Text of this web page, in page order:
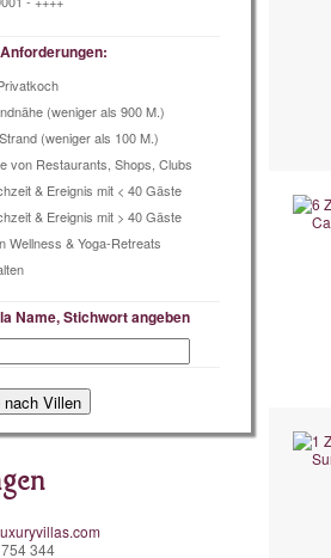
(weniger als 900 M.)
(weniger als 100 M.)
von Restaurants, Shops, Clubs
& Ereignis mit < 40 Gäste
& Ereignis mit > 40 Gäste
Wellness & Yoga-Retreats
Name, Stichwort angeben
344